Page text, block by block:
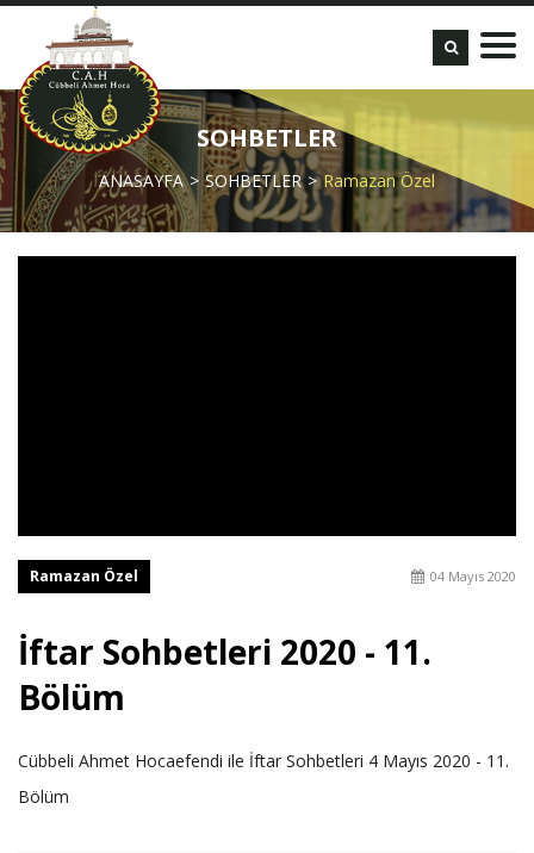
SOHBETLER
ANASAYFA SOHBETLER Ramazan Özel
Ramazan Özel 04 Mayıs 2020
İftar Sohbetleri 2020 - 11.
Bölüm
Cübbeli Ahmet Hocaefendi ile İftar Sohbetleri 4 Mayıs 2020 - 11.
Bölüm